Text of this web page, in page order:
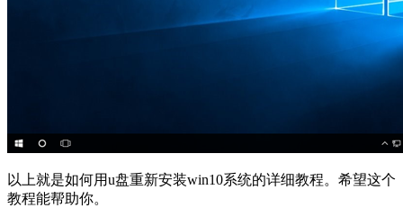
以上就是如何用u盘重新安装win10系统的详细教程。希望这个
教程能帮助你。